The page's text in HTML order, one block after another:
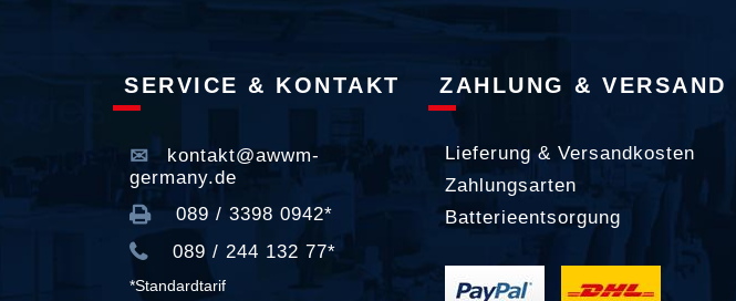
SERVICE & KONTAKT
kontakt@awwm-
germany.de
089 / 3398 0942*
089 / 244 132 77*
*Standardtarif
ZAHLUNG & VERSAND
Lieferung & Versandkosten
Zahlungsarten
Batterieentsorgung